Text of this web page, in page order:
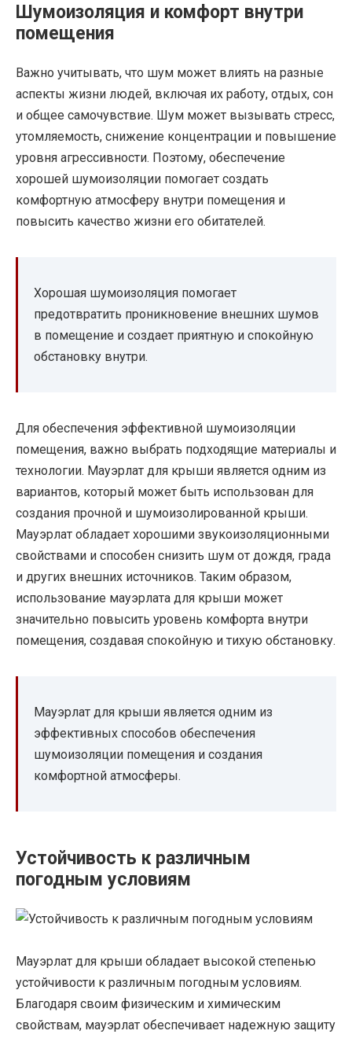
Шумоизоляция и комфорт внутри
помещения
Важно учитывать, что шум может влиять на разные
аспекты жизни людей, включая их работу, отдых, сон
и общее самочувствие. Шум может вызывать стресс,
утомляемость, снижение концентрации и повышение
уровня агрессивности. Поэтому, обеспечение
хорошей шумоизоляции помогает создать
комфортную атмосферу внутри помещения и
повысить качество жизни его обитателей.
Хорошая шумоизоляция помогает
предотвратить проникновение внешних шумов
в помещение и создает приятную и спокойную
обстановку внутри.
Для обеспечения эффективной шумоизоляции
помещения, важно выбрать подходящие материалы и
технологии. Мауэрлат для крыши является одним из
вариантов, который может быть использован для
создания прочной и шумоизолированной крыши.
Мауэрлат обладает хорошими звукоизоляционными
свойствами и способен снизить шум от дождя, града
и других внешних источников. Таким образом,
использование мауэрлата для крыши может
значительно повысить уровень комфорта внутри
помещения, создавая спокойную и тихую обстановку.
Мауэрлат для крыши является одним из
эффективных способов обеспечения
шумоизоляции помещения и создания
комфортной атмосферы.
Устойчивость к различным
погодным условиям
Мауэрлат для крыши обладает высокой степенью
устойчивости к различным погодным условиям.
Благодаря своим физическим и химическим
свойствам, мауэрлат обеспечивает надежную защиту